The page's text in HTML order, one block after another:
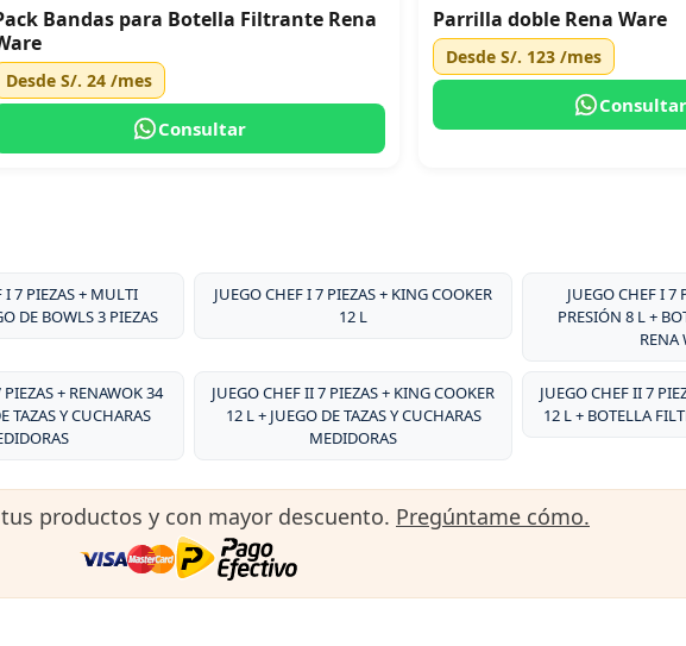
Bandas para Botella Filtrante Rena
Desde S/. 24/mes
Consultar
Parrilla doble Rena Ware
DesdeS/. 123 /mes
Consultar
I 7 PIEZAS + MULTI
DE BOWLS 3 PIEZAS
JUEGO CHEF I 7 PIEZAS + KING COOKER
12 L
JUEGO CHEF I 7
PRESIÓN 8 L +
RENA
+ RENAWOK 34
TAZAS Y CUCHARAS
JUEGO CHEF II 7 PIEZAS + KING COOKER
12 L + JUEGO DE TAZAS Y CUCHARAS
MEDIDORAS
JUEGO CHEF II 7
12 L + BOTELLA
productos y con mayor descuento. Pregúntame cómo.